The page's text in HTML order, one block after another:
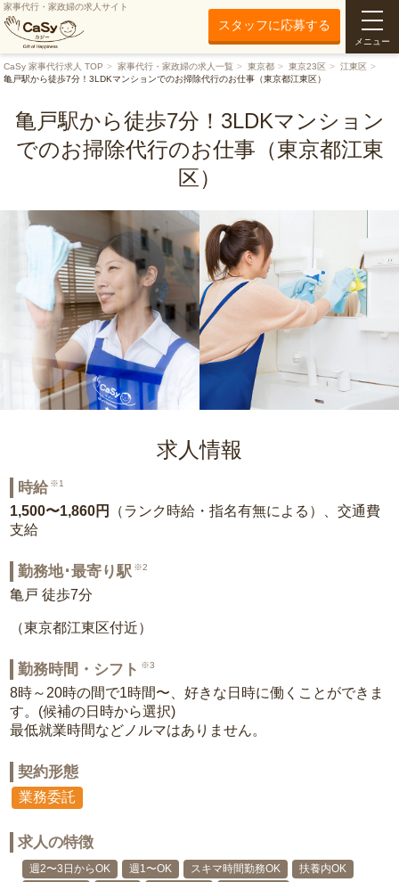
家事代行・家政婦の求人サイト
スタッフに応募する
メニュー
CaSy 家事代行求人 TOP 家事代行・家政婦の求人一覧 東京都 東京23区
江東区
亀戸駅から徒歩7分！3LDKマンションでのお掃除代行のお仕事（東京都江東区）
亀戸駅から徒歩7分！3LDKマンション
でのお掃除代行のお仕事（東京都江東
区）
求人情報
時給 ※1
1,500〜1,860円
（ランク時給・指名有無による）、交通費
支給
勤務地･最寄り駅 ※2
亀戸 徒歩7分
（東京都江東区付近）
勤務時間・シフト ※3
8時～20時の間で1時間〜、好きな日時に働くことができま
す。(候補の日時から選択)
最低就業時間などノルマはありません。
契約形態
業務委託
求人の特徴
週2〜3日からOK 週1〜OK スキマ時間勤務OK
扶養内OK